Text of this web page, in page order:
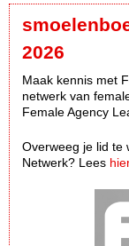
2026
Maak kennis met
netwerk van
Female Agency
Overweeg je lid te
Netwerk? Lees